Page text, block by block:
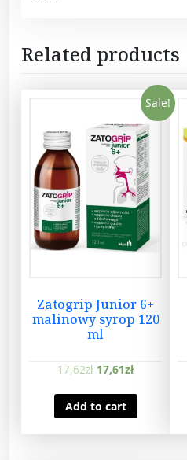
Related products
Sale!
Zatogrip Junior 6+
malinowy syrop 120
ml
17,62zł 17,61zł
Add to cart